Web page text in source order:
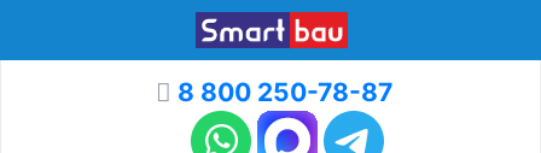
8 800 250-78-87